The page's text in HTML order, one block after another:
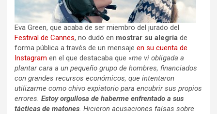
Eva Green, que acaba de ser miembro del jurado del
Festival de Cannes, no dudó en mostrar su alegría de
forma pública a través de un mensaje en su cuenta de
Instagram en el que destacaba que «me vi obligada a
plantar cara a un pequeño grupo de hombres, financiados
con grandes recursos económicos, que intentaron
utilizarme como chivo expiatorio para encubrir sus propios
errores. Estoy orgullosa de haberme enfrentado a sus
tácticas de matones. Hicieron acusaciones falsas sobre